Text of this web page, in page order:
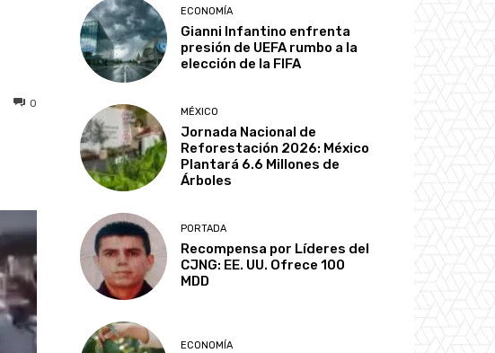
0
ECONOMÍA
Gianni Infantino enfrenta
presión de UEFA rumbo a la
elección de la FIFA
MÉXICO
Jornada Nacional de
Reforestación 2026: México
Plantará 6.6 Millones de
Árboles
PORTADA
Recompensa por Líderes del
CJNG: EE. UU. Ofrece 100
MDD
ECONOMÍA